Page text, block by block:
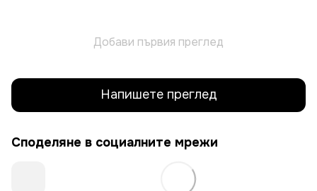
Добави първия преглед
Напишете преглед
Споделяне в социалните мрежи